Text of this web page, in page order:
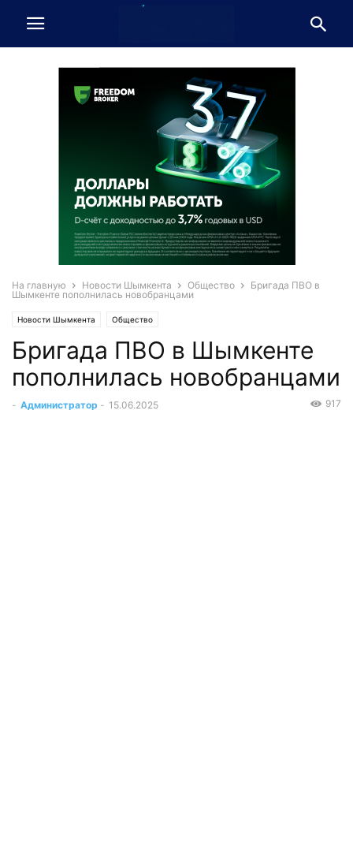
На главную Новости Шымкента Общество
Бригада ПВО в
Шымкенте пополнилась новобранцами
Новости Шымкента Общество
Бригада ПВО в Шымкенте
пополнилась новобранцами
- Администратор - 15.06.2025 917